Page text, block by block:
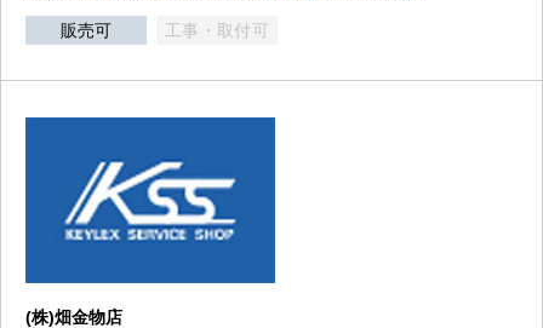
販売可 工事・取付可
(株)畑金物店